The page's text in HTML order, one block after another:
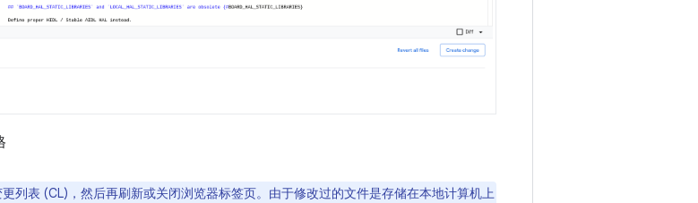
更列表 (CL)，然后再刷新或关闭浏览器标签页。由于修改过的文件是存储在本地计算机上